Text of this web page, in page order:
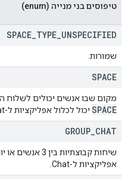
טיפוסים בני מנייה (enum)
SPACE TYPE UNSPECIFIED
שמורות.
SPACE
מקום שבו אנשים יכולים לשלוח
SPACE יכול לכלול אפליקציות ל-Chat.
GROUP CHAT
שיחות קבוצתיות בין 3 אנשים או יותר.
אפליקציות ל-Chat.